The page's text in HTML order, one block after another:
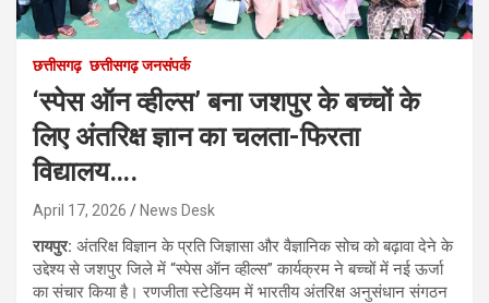
छत्तीसगढ़ छत्तीसगढ़ जनसंपर्क
‘स्पेस ऑन व्हील्स’ बना जशपुर के बच्चों के
लिए अंतरिक्ष ज्ञान का चलता-फिरता
विद्यालय….
April 17, 2026 News Desk
रायपुर: अंतरिक्ष विज्ञान के प्रति जिज्ञासा और वैज्ञानिक सोच को बढ़ावा देने के
उद्देश्य से जशपुर जिले में “स्पेस ऑन व्हील्स” कार्यक्रम ने बच्चों में नई ऊर्जा
का संचार किया है। रणजीता स्टेडियम में भारतीय अंतरिक्ष अनुसंधान संगठन